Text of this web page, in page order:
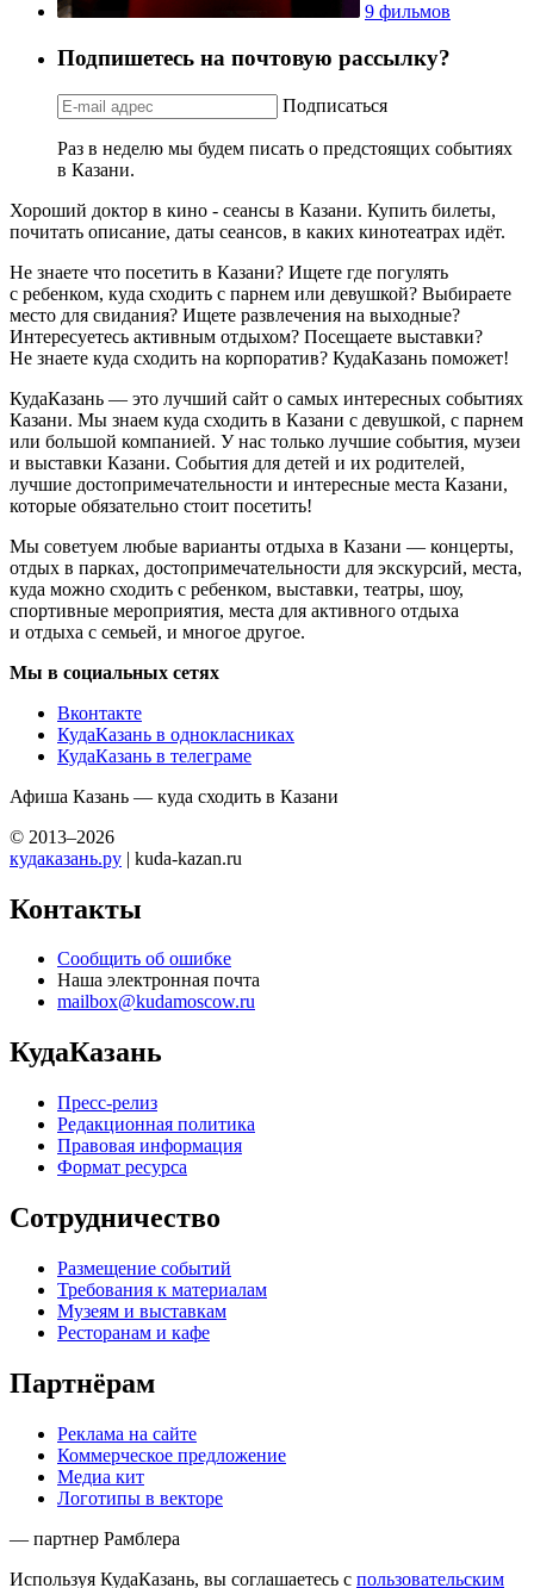
9 фильмов
Подпишетесь на почтовую рассылку?
Подписаться
Раз в неделю мы будем писать о предстоящих событиях
в Казани.
Хороший доктор в кино - сеансы в Казани. Купить билеты,
почитать описание, даты сеансов, в каких кинотеатрах идёт.
Не знаете что посетить в Казани? Ищете где погулять
с ребенком, куда сходить с парнем или девушкой? Выбираете
место для свидания? Ищете развлечения на выходные?
Интересуетесь активным отдыхом? Посещаете выставки?
Не знаете куда сходить на корпоратив? КудаКазань поможет!
КудаКазань — это лучший сайт о самых интересных событиях
Казани. Мы знаем куда сходить в Казани с девушкой, с парнем
или большой компанией. У нас только лучшие события, музеи
и выставки Казани. События для детей и их родителей,
лучшие достопримечательности и интересные места Казани,
которые обязательно стоит посетить!
Мы советуем любые варианты отдыха в Казани — концерты,
отдых в парках, достопримечательности для экскурсий, места,
куда можно сходить с ребенком, выставки, театры, шоу,
спортивные мероприятия, места для активного отдыха
и отдыха с семьей, и многое другое.
Мы в социальных сетях
Вконтакте
КудаКазань в однокласниках
КудаКазань в телеграме
Афиша Казань — куда сходить в Казани
© 2013–2026
кудаказань.ру | kuda-kazan.ru
Контакты
Сообщить об ошибке
Наша электронная почта
mailbox@kudamoscow.ru
КудаКазань
Пресс-релиз
Редакционная политика
Правовая информация
Формат ресурса
Сотрудничество
Размещение событий
Требования к материалам
Музеям и выставкам
Ресторанам и кафе
Партнёрам
Реклама на сайте
Коммерческое предложение
Медиа кит
Логотипы в векторе
— партнер Рамблера
Используя КудаКазань, вы соглашаетесь с пользовательским